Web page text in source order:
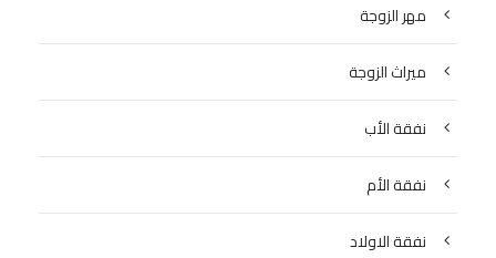
مهر الزوجة
ميراث الزوجة
نفقة الأب
نفقة الأم
نفقة الاولاد